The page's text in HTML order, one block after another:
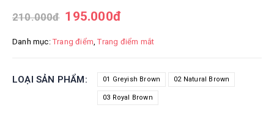
210.000đ 195.000đ
Danh mục: Trang điểm,Trang điểm mắt
LOẠI SẢN PHẨM 01 Greyish Brown 02 Natural Brown
03 Royal Brown